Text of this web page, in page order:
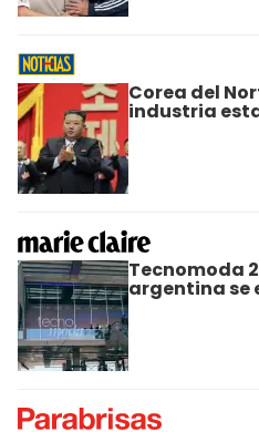
Corea del
industria
Tecnomoda
argentina se